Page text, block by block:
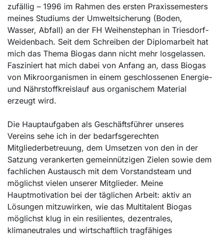
zufällig – 1996 im Rahmen des ersten Praxissemesters
meines Studiums der Umweltsicherung (Boden,
Wasser, Abfall) an der FH Weihenstephan in Triesdorf-
Weidenbach. Seit dem Schreiben der Diplomarbeit hat
mich das Thema Biogas dann nicht mehr losgelassen.
Fasziniert hat mich dabei von Anfang an, dass Biogas
von Mikroorganismen in einem geschlossenen Energie-
und Nährstoffkreislauf aus organischem Material
erzeugt wird.
Die Hauptaufgaben als Geschäftsführer unseres
Vereins sehe ich in der bedarfsgerechten
Mitgliederbetreuung, dem Umsetzen von den in der
Satzung verankerten gemeinnützigen Zielen sowie dem
fachlichen Austausch mit dem Vorstandsteam und
möglichst vielen unserer Mitglieder. Meine
Hauptmotivation bei der täglichen Arbeit: aktiv an
Lösungen mitzuwirken, wie das Multitalent Biogas
möglichst klug in ein resilientes, dezentrales,
klimaneutrales und wirtschaftlich tragfähiges